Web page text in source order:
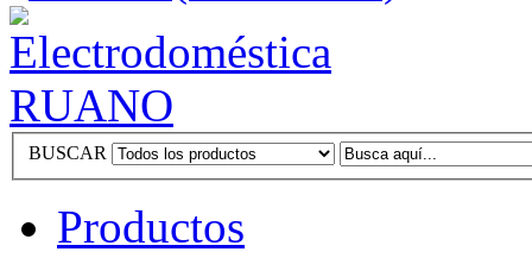
BUSCAR
Productos